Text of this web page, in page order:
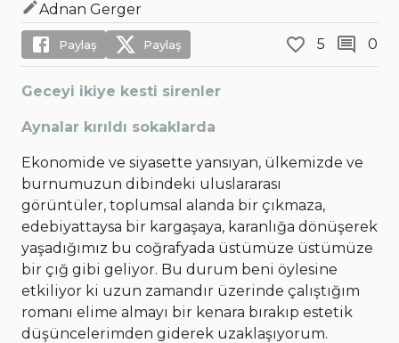
Adnan Gerger
Paylaş Paylaş 5 0
Geceyi ikiye kesti sirenler
Aynalar kırıldı sokaklarda
Ekonomide ve siyasette yansıyan, ülkemizde ve
burnumuzun dibindeki uluslararası
görüntüler, toplumsal alanda bir çıkmaza,
edebiyattaysa bir kargaşaya, karanlığa dönüşerek
yaşadığımız bu coğrafyada üstümüze üstümüze
bir çığ gibi geliyor. Bu durum beni öylesine
etkiliyor ki uzun zamandır üzerinde çalıştığım
romanı elime almayı bir kenara bırakıp estetik
düşüncelerimden giderek uzaklaşıyorum.